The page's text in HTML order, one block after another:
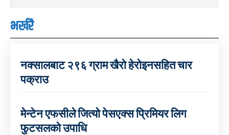
भर्खरै
नक्सालबाट २९६ ग्राम खैरो हेरोइनसहित चार
पक्राउ
मेन्टेन एफसीले जित्यो पेसएक्स प्रिमियर लिग
फुटसलको उपाधि